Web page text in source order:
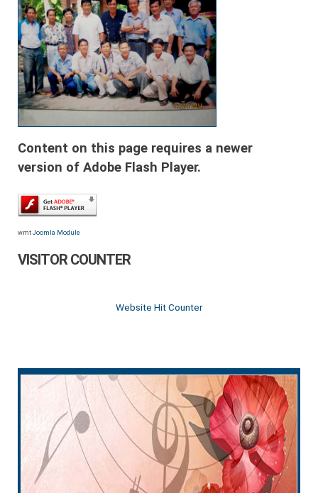
Content on this page requires a newer
version of Adobe Flash Player.
wmt Joomla Module
VISITOR COUNTER
Website Hit Counter